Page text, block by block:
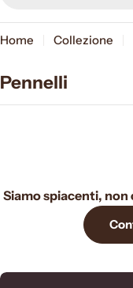
Home Collezione
Pennelli
Siamo spiacenti,